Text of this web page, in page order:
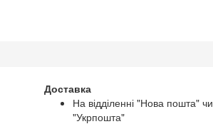
Доставка
На відділенні "Нова пошта" чи
"Укрпошта"